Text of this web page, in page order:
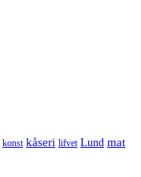
konst kåseri lifvet Lund mat